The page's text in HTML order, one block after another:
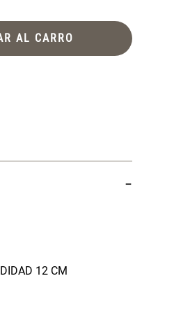
AL CARRO
12 CM